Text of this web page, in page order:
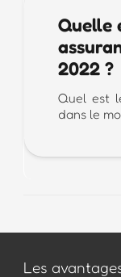
Quelle
2022 ?
Quel est
dans le
Les